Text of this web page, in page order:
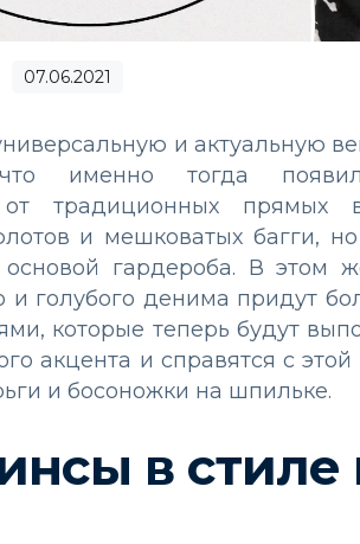
07.06.2021
и актуальную
что именно тогда
от традиционных прямых
и мешковатых багги,
основой гардероба. В этом
и голубого денима придут
которые теперь будут
акцента и справятся с
и босоножки на шпильке.
в стиле